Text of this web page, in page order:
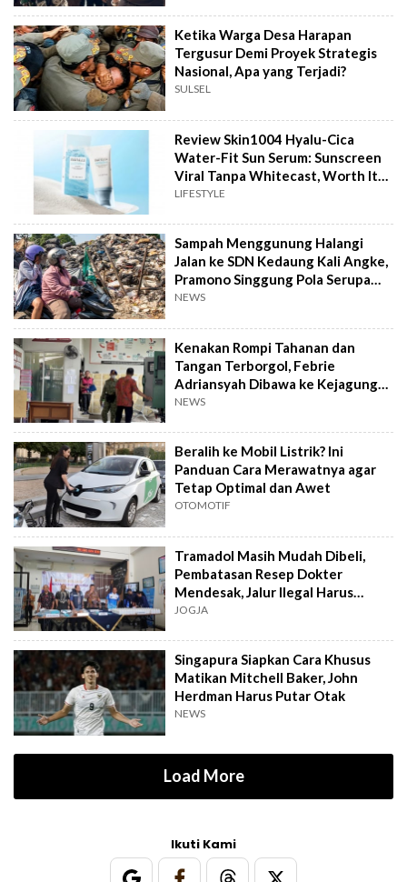
Ketika Warga Desa Harapan
Tergusur Demi Proyek Strategis
Nasional, Apa yang Terjadi?
SULSEL
Review Skin1004 Hyalu-Cica
Water-Fit Sun Serum: Sunscreen
Viral Tanpa Whitecast, Worth It
to Buy?
LIFESTYLE
Sampah Menggunung Halangi
Jalan ke SDN Kedaung Kali Angke,
Pramono Singgung Pola Serupa
Kramat Jati
NEWS
Kenakan Rompi Tahanan dan
Tangan Terborgol, Febrie
Adriansyah Dibawa ke Kejagung
untuk Diperiksa
NEWS
Beralih ke Mobil Listrik? Ini
Panduan Cara Merawatnya agar
Tetap Optimal dan Awet
OTOMOTIF
Tramadol Masih Mudah Dibeli,
Pembatasan Resep Dokter
Mendesak, Jalur Ilegal Harus
Distop
JOGJA
Singapura Siapkan Cara Khusus
Matikan Mitchell Baker, John
Herdman Harus Putar Otak
NEWS
Load More
Ikuti Kami